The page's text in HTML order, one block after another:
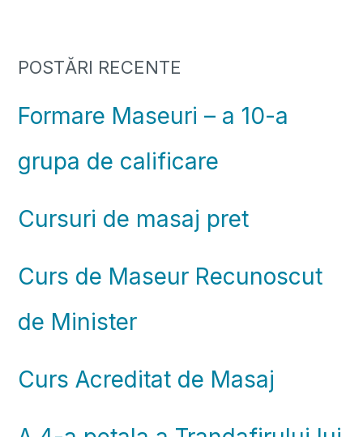
POSTĂRI RECENTE
Formare Maseuri – a 10-a
grupa de calificare
Cursuri de masaj pret
Curs de Maseur Recunoscut
de Minister
Curs Acreditat de Masaj